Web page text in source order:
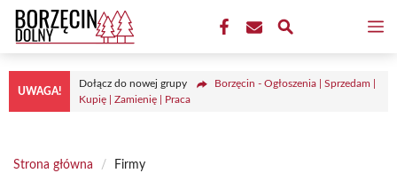
Przejdź
treści
UWAGA!
Dołącz do nowej grupy
Borzęcin - Ogłoszenia | Sprzedam |
Kupię | Zamienię | Praca
Strona główna / Firmy